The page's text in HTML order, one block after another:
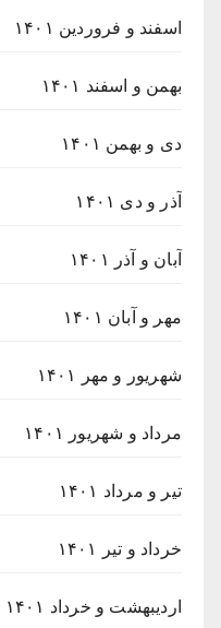
اسفند و فروردین ۱۴۰۱
بهمن و اسفند ۱۴۰۱
دی و بهمن ۱۴۰۱
آذر و دی ۱۴۰۱
آبان و آذر ۱۴۰۱
مهر و آبان ۱۴۰۱
شهریور و مهر ۱۴۰۱
مرداد و شهریور ۱۴۰۱
تیر و مرداد ۱۴۰۱
خرداد و تیر ۱۴۰۱
اردیبهشت و خرداد ۱۴۰۱